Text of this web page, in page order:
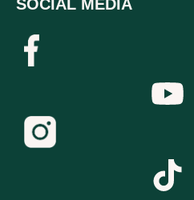
SOCIAL MEDIA